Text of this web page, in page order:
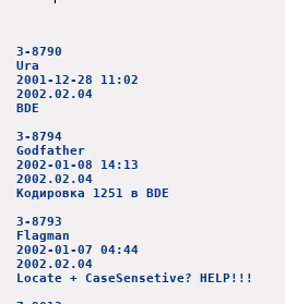
3-8790
Ura
2001-12-28 11:02
2002.02.04
BDE
3-8794
Godfather
2002-01-08 14:13
2002.02.04
Кодировка 1251 в BDE
3-8793
Flagman
2002-01-07 04:44
2002.02.04
Locate + CaseSensetive? HELP!!!